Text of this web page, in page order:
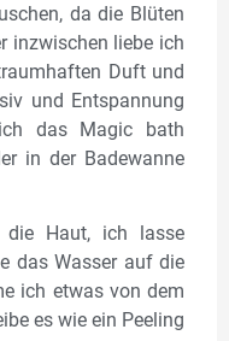
da die Blüten
inzwischen liebe ich
Duft und
und Entspannung
das Magic bath
in der Badewanne
die Haut, ich lasse
das Wasser auf die
ich etwas von dem
es wie ein Peeling